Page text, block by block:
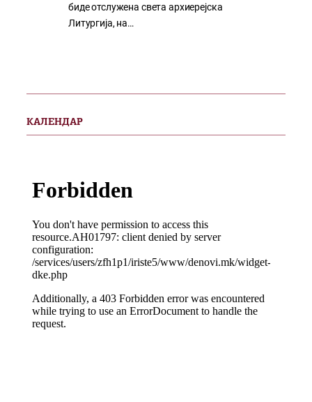
биде отслужена света архиерејска
Литургија, на…
КАЛЕНДАР